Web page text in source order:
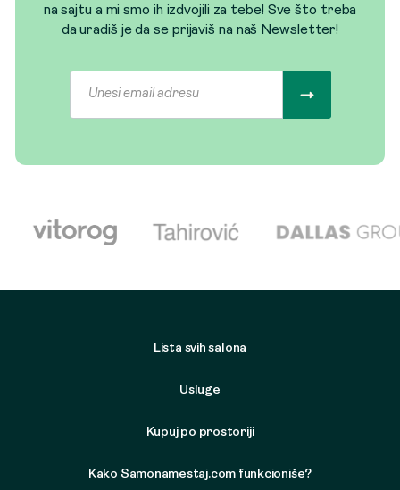
na sajtu a mi smo ih izdvojili za tebe! Sve što treba
da uradiš je da se prijaviš na naš Newsletter!
Lista svih salona
Usluge
Kupuj po prostoriji
Kako Samonamestaj.com funkcioniše?